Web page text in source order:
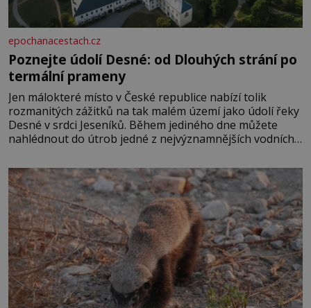
epochanacestach.cz
Poznejte údolí Desné: od Dlouhých strání po
termální prameny
Jen málokteré místo v České republice nabízí tolik
rozmanitých zážitků na tak malém území jako údolí řeky
Desné v srdci Jeseníků. Během jediného dne můžete
nahlédnout do útrob jedné z nejvýznamnějších vodních
se na koloběžce a den zakončit poznáváním památek ve
Velkých Losinách nebo v termálním